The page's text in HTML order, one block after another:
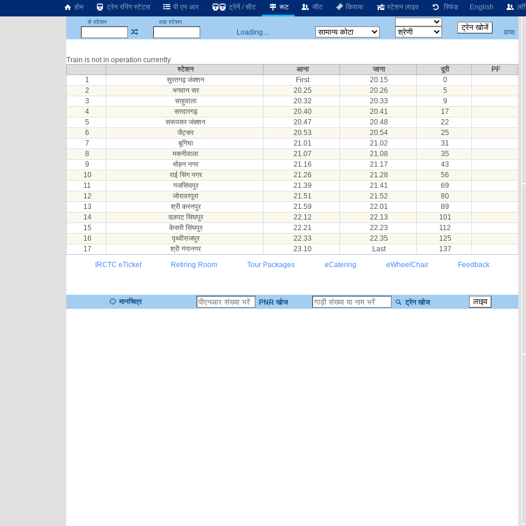
होम ट्रेन रनिंग स्टेटस पी एन आर ट्रेनें / सीट रूट सीट किराया स्टेशन लाइव रिफंड English
से स्टेशन तक स्टेशन
Loading.... वाया
Train is not in operation currently
स्टेशन
आना जाना दूरी
PF
1
सूरतगढ़ जंक्शन First 20.15
0
2
भगवान सर 20.25 20.26
5
3
साहुवाला 20.32 20.33
9
4
सरदारगढ़ 20.40 20.41
17
5
सरूपसर जंक्शन 20.47 20.48
22
6
जैट्सर 20.53 20.54
25
7
बूगिया 21.01 21.02
31
8
मसनीवाला 21.07 21.08
35
9
मोहन नगर 21.16 21.17
43
10
राई सिंग नगर 21.26 21.28
56
11
गजसिंघपुर 21.39 21.41
69
12
जोरावरपूरा 21.51 21.52
80
13
श्री करनपुर 21.59 22.01
89
14
दलपट सिंघपुर 22.12 22.13
101
15
केसरी सिंघपुर 22.21 22.23
112
16
पृथ्वीराजपुर 22.33 22.35
125
17
श्री गंगानगर 23.10 Last
137
IRCTC eTicket
Retiring Room Tour Packages eCatering eWheelChair Feedback
मानचित्र PNR खोज ट्रेन खोज